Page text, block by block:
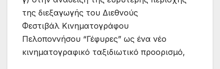
της διεξαγωγής του Διεθνούς
Φεστιβάλ Κινηματογράφου
Πελοποννήσου “Γέφυρες” ως ένα νέο
κινηματογραφικό ταξιδιωτικό προορισμό,